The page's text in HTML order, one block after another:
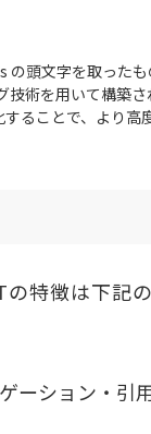
頭文字を取った
術を用いて構築
ることで、より高
特徴は下記の
ーション・引